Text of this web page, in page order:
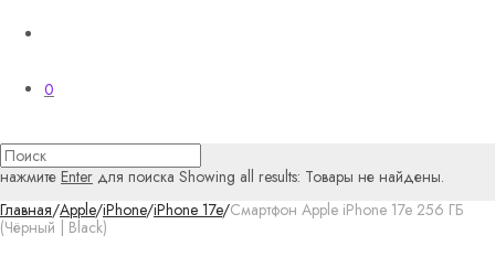
0
нажмите Enter для поиска Showing all results: Товары не найдены.
Главная/Apple/iPhone/iPhone 17e/Смартфон Apple iPhone 17e 256 ГБ
(Чёрный | Black)